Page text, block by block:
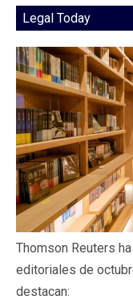
Legal Today
Thomson Reuters
editoriales de
destacan: